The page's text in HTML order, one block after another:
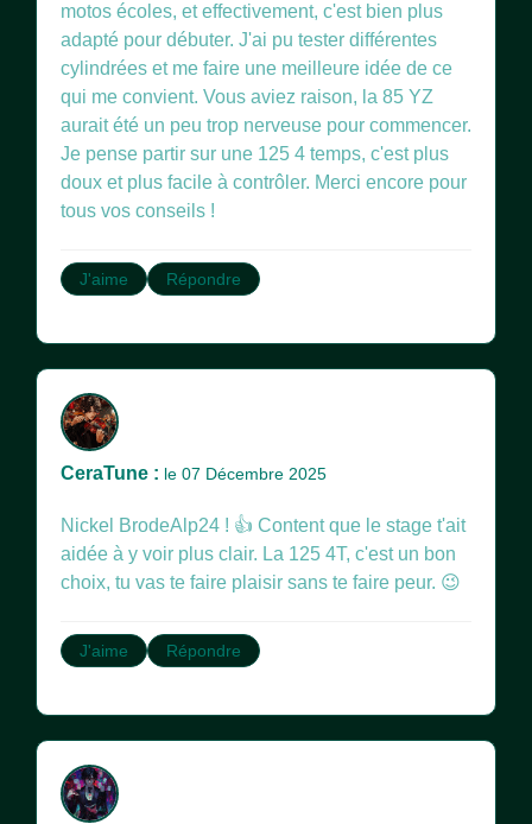
motos écoles, et effectivement, c'est bien plus
adapté pour débuter. J'ai pu tester différentes
cylindrées et me faire une meilleure idée de ce
qui me convient. Vous aviez raison, la 85 YZ
aurait été un peu trop nerveuse pour commencer.
Je pense partir sur une 125 4 temps, c'est plus
doux et plus facile à contrôler. Merci encore pour
tous vos conseils !
J'aime Répondre
CeraTune : le 07 Décembre 2025
Nickel BrodeAlp24 ! 👍 Content que le stage t'ait
aidée à y voir plus clair. La 125 4T, c'est un bon
choix, tu vas te faire plaisir sans te faire peur. 😉
J'aime Répondre